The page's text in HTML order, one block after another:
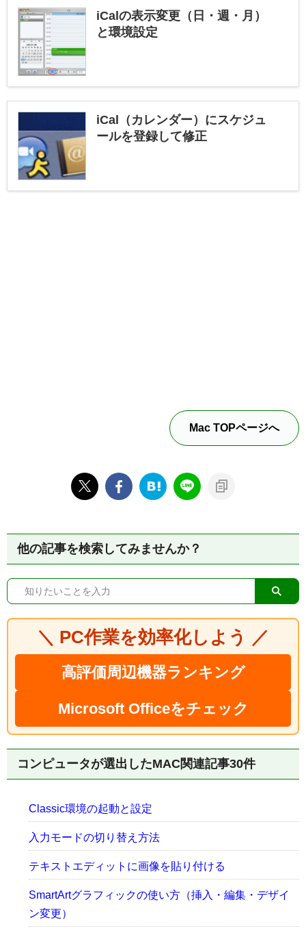
iCalの表示変更（日・週・月）
と環境設定
iCal（カレンダー）にスケジュ
ールを登録して修正
Mac TOPページへ
他の記事を検索してみませんか？
＼ PC作業を効率化しよう ／
高評価周辺機器ランキング
Microsoft Officeをチェック
コンピュータが選出したMAC関連記事30件
Classic環境の起動と設定
入力モードの切り替え方法
テキストエディットに画像を貼り付ける
SmartArtグラフィックの使い方（挿入・編集・デザイ
ン変更）